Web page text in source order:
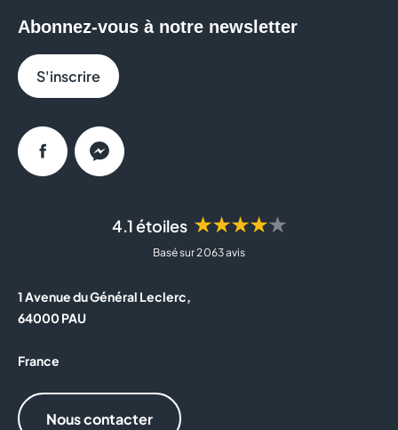
L'HERITAGE DU BARBIER
LA BOUTIQUE DU COIFFEUR
ORANGE
SFR
VAPOTECH
4.1 étoiles ★★★★★
Basé sur 2 063 avis
1 Avenue du Général Leclerc,
64000 PAU
France
Nous contacter
Abonnez-vous à notre newsletter
S'inscrire
FacebookMessenger